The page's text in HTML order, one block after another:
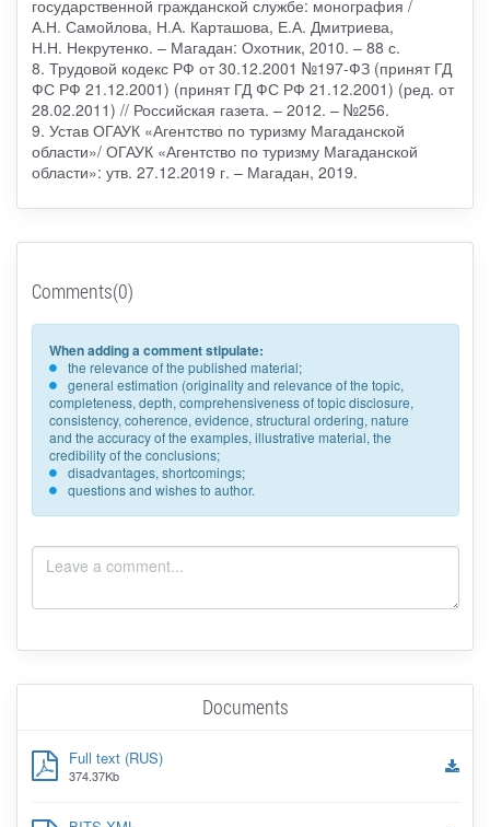
государственной гражданской службе: монография /
А.Н. Самойлова, Н.А. Карташова, Е.А. Дмитриева,
Н.Н. Некрутенко. – Магадан: Охотник, 2010. – 88 с.
8. Трудовой кодекс РФ от 30.12.2001 №197-ФЗ (принят ГД
ФС РФ 21.12.2001) (принят ГД ФС РФ 21.12.2001) (ред. от
28.02.2011) // Российская газета. – 2012. – №256.
9. Устав ОГАУК «Агентство по туризму Магаданской
области»/ ОГАУК «Агентство по туризму Магаданской
области»: утв. 27.12.2019 г. – Магадан, 2019.
Comments(0)
When adding a comment stipulate:
the relevance of the published material;
general estimation (originality and relevance of the topic,
completeness, depth, comprehensiveness of topic disclosure,
consistency, coherence, evidence, structural ordering, nature
and the accuracy of the examples, illustrative material, the
credibility of the conclusions;
disadvantages, shortcomings;
questions and wishes to author.
Documents
Full text (RUS)
374.37Kb